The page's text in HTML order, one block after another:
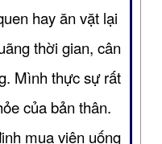
hay ăn vặt lại
thời gian, cân
Mình thực sự rất
của bản thân.
mua viên uống